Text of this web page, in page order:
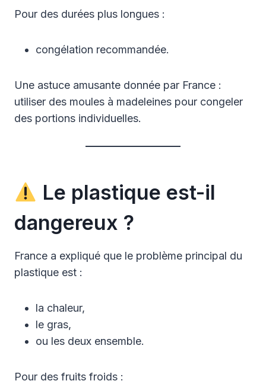
Pour des durées plus longues :
congélation recommandée.
Une astuce amusante donnée par France :
utiliser des moules à madeleines pour congeler
des portions individuelles.
Le plastique est-il
dangereux ?
France a expliqué que le problème principal du
plastique est :
la chaleur,
le gras,
ou les deux ensemble.
Pour des fruits froids :